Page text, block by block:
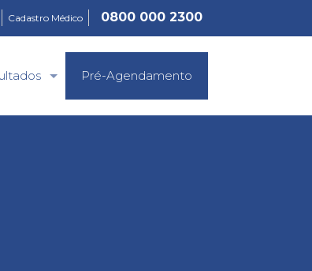
Cadastro Médico 0800 000 2300
Pré-Agendamento